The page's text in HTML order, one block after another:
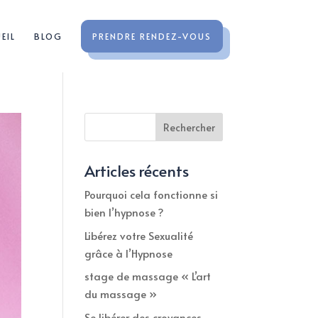
BLOG PRENDRE RENDEZ-VOUS
Rechercher
Articles récents
Pourquoi cela fonctionne si
bien l’hypnose ?
Libérez votre Sexualité
grâce à l’Hypnose
stage de massage « L’art
du massage »